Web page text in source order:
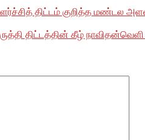
திட்டம் குறித்த மண்டல
திட்டத்தின் கீழ்